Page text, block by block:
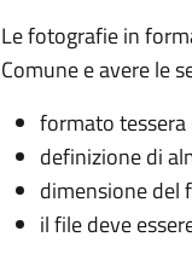
Le fotografie in
Comune e avere le
formato tessera
definizione di
dimensione del
il file deve